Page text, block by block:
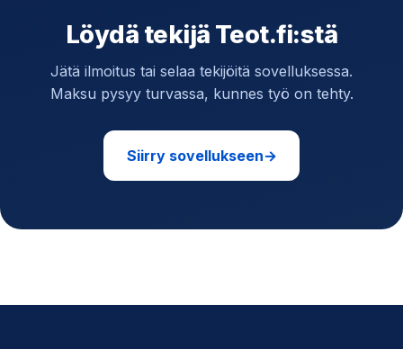
Löydä tekijä Teot.fi:stä
Jätä ilmoitus tai selaa tekijöitä sovelluksessa.
Maksu pysyy turvassa, kunnes työ on tehty.
Siirry sovellukseen→